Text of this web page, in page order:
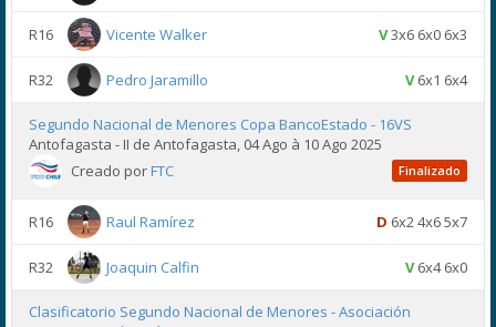
R16 Vicente Walker V3x6 6x0 6x3
R32 Pedro Jaramillo V6x1 6x4
Segundo Nacional de Menores Copa BancoEstado - 16VS
Antofagasta - II de Antofagasta, 04 Ago à 10 Ago 2025
Creado porFTC Finalizado
R16 Raul Ramírez D 6x2 4x6 5x7
R32 Joaquin Calfin V6x4 6x0
Clasificatorio Segundo Nacional de Menores - Asociación